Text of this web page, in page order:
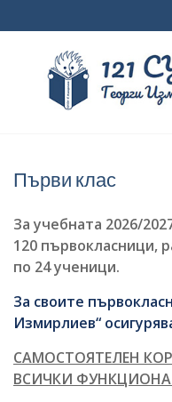
to
Първи клас
За учебната 2026/
120 първокласници,
по 24 ученици.
За своите
Измирлиев“
САМОСТОЯТЕЛЕН
ВСИЧКИ